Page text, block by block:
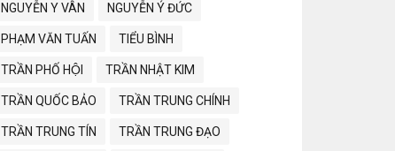
NGUYỄN Y VÂN NGUYỄN Ý ĐỨC
PHẠM VĂN TUẤN TIỂU BÌNH
TRẦN PHỐ HỘI TRẦN NHẬT KIM
TRẦN QUỐC BẢO TRẦN TRUNG CHÍNH
TRẦN TRUNG TÍN TRẦN TRUNG ĐẠO